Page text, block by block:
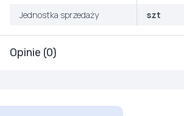
Opinie (0)
Jednostka sprzedaży szt